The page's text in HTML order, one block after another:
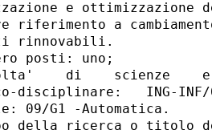
e ottimizzazione
riferimento a
rinnovabili.
posti: uno;
di    scienze
disciplinare:   ING-
09/G1 -Automatica.
della ricerca o titolo